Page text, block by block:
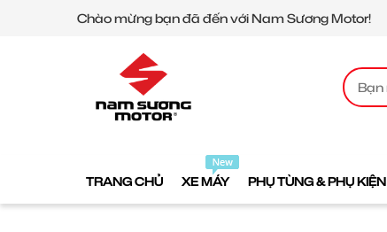
Chào mừng bạn đã đến với Nam Sương Motor!
TRANG CHỦ XE MÁY PHỤ TÙNG & PHỤ KIỆN